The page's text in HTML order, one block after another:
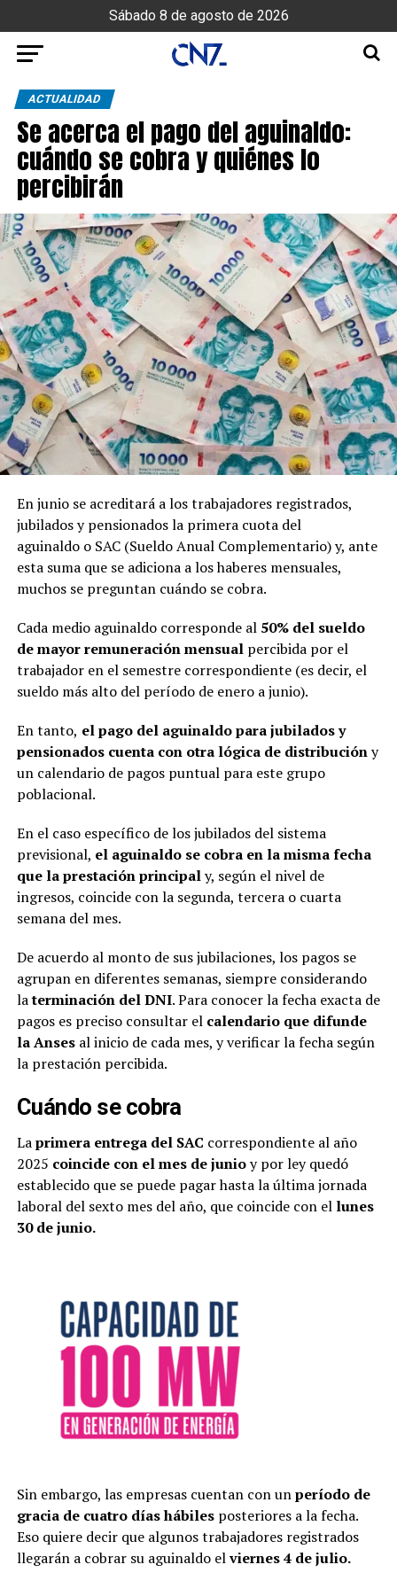
Sábado 8 de agosto de 2026
ACTUALIDAD
Se acerca el pago del aguinaldo:
cuándo se cobra y quiénes lo
percibirán
En junio se acreditará a los trabajadores registrados,
jubilados y pensionados la primera cuota del
aguinaldo o SAC (Sueldo Anual Complementario) y, ante
esta suma que se adiciona a los haberes mensuales,
muchos se preguntan cuándo se cobra.
Cada medio aguinaldo corresponde al 50% del sueldo
de mayor remuneración mensual percibida por el
trabajador en el semestre correspondiente (es decir, el
sueldo más alto del período de enero a junio).
En tanto, el pago del aguinaldo para jubilados y
pensionados cuenta con otra lógica de distribucióny
un calendario de pagos puntual para este grupo
poblacional.
En el caso específico de los jubilados del sistema
previsional, el aguinaldo se cobra en la misma fecha
que la prestación principaly, según el nivel de
ingresos, coincide con la segunda, tercera o cuarta
semana del mes.
De acuerdo al monto de sus jubilaciones, los pagos se
agrupan en diferentes semanas, siempre considerando
laterminación del DNI. Para conocer la fecha exacta de
pagos es preciso consultar el calendario que difunde
la Ansesal inicio de cada mes, y verificar la fecha según
la prestación percibida.
Cuándo se cobra
Laprimera entrega del SAC correspondiente al año
2025 coincide con el mes de junioy por ley quedó
establecido que se puede pagar hasta la última jornada
laboral del sexto mes del año, que coincide con el lunes
30 de junio.
Sin embargo, las empresas cuentan con unperíodo de
gracia de cuatro días hábiles posteriores a la fecha.
Eso quiere decir que algunos trabajadores registrados
llegarán a cobrar su aguinaldo elviernes 4 de julio.